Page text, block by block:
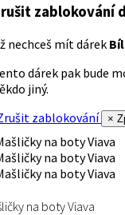
zablokování
nechceš mít dárek
dárek pak bude
jiný.
zablokování
×
na boty Viava